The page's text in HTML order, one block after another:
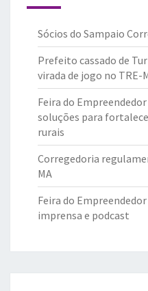
Sócios do Sampaio
Prefeito cassado de
virada de jogo no TRE-
Feira do
soluções para
rurais
Corregedoria
MA
Feira do
imprensa e podcast